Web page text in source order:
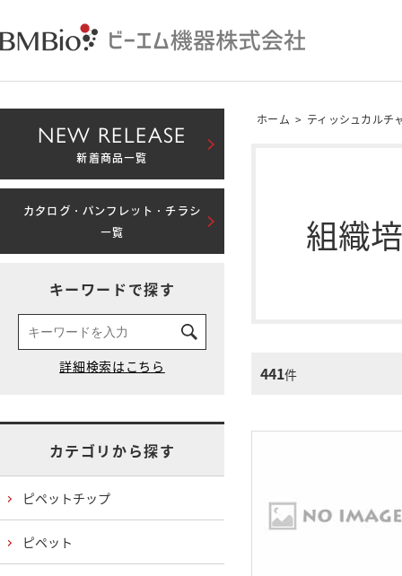
ホーム > ティッシュカルチ
組織
441件
NEW RELEASE
新着商品一覧
カタログ・パンフレット・チラシ
一覧
キーワードで探す
カテゴリから探す
ピペットチップ
ピペット